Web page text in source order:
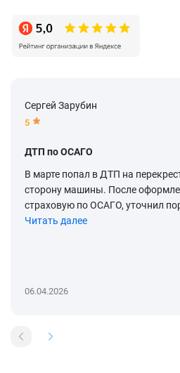
Сергей Зарубин
5
ДТП по ОСАГО
В марте попал в ДТП на
сторону машины. После
страховую по ОСАГО, уточнил
Читать далее
06.04.2026